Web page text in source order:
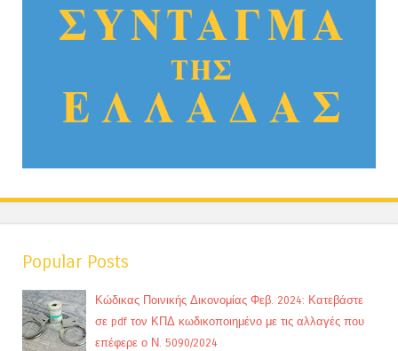
Popular Posts
Κώδικας Ποινικής Δικονομίας Φεβ. 2024: Κατεβάστε
σε pdf τον ΚΠΔ κωδικοποιημένο με τις αλλαγές που
επέφερε ο Ν. 5090/2024